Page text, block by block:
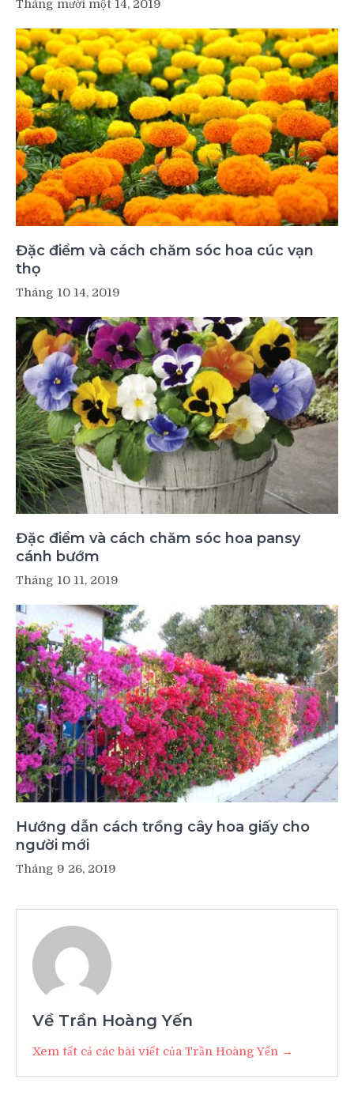
Tháng mười một 14, 2019
Đặc điểm và cách chăm sóc hoa cúc vạn
thọ
Tháng 10 14, 2019
Đặc điểm và cách chăm sóc hoa pansy
cánh bướm
Tháng 10 11, 2019
Hướng dẫn cách trồng cây hoa giấy cho
người mới
Tháng 9 26, 2019
Về Trần Hoàng Yến
Xem tất cả các bài viết của Trần Hoàng Yến →